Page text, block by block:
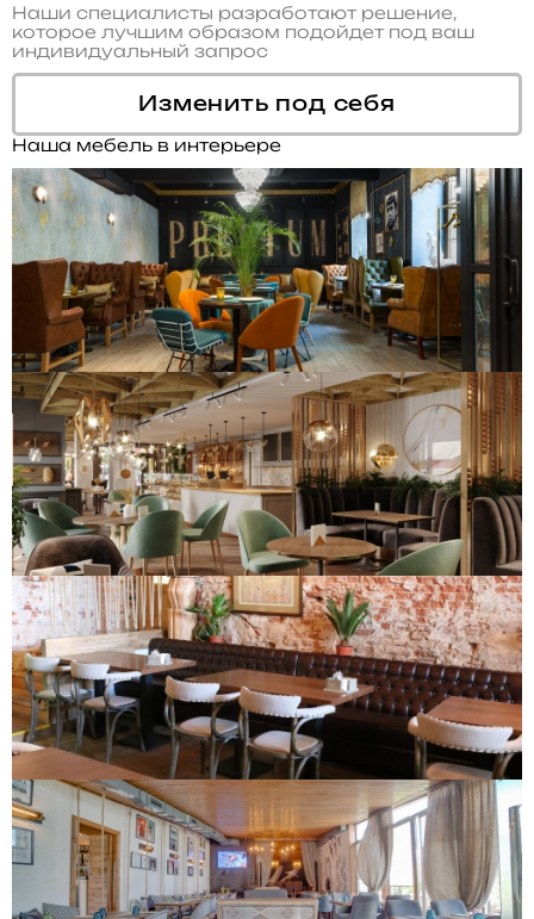
Наши специалисты разработают решение,
которое лучшим образом подойдет под ваш
индивидуальный запрос
Изменить под себя
Наша мебель в интерьере